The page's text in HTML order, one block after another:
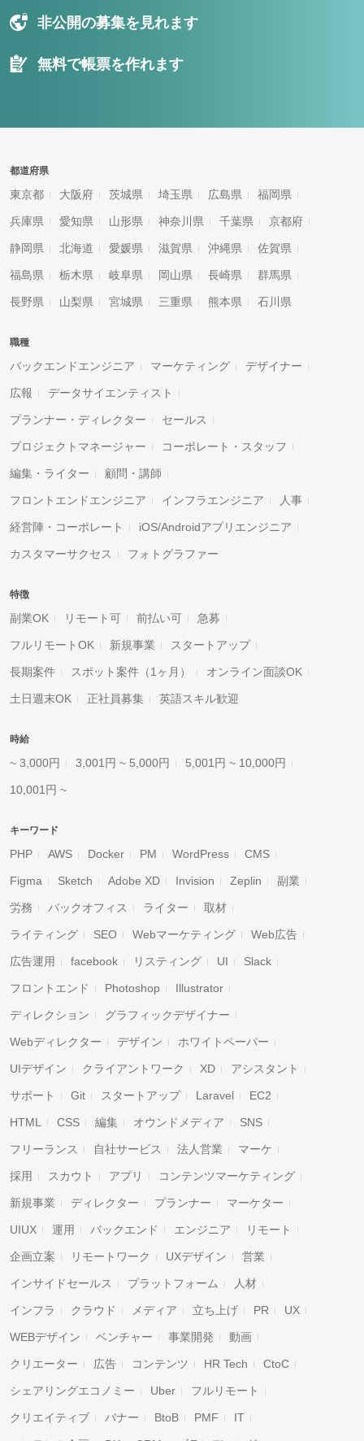
非公開の募集を見れます
無料で帳票を作れます
都道府県
東京都 大阪府 茨城県 埼玉県 広島県 福岡県
兵庫県 愛知県 山形県 神奈川県 千葉県 京都府
静岡県 北海道 愛媛県 滋賀県 沖縄県 佐賀県
福島県 栃木県 岐阜県 岡山県 長崎県 群馬県
長野県 山梨県 宮城県 三重県 熊本県 石川県
職種
バックエンドエンジニア マーケティング デザイナー
広報 データサイエンティスト
プランナー・ディレクター セールス
プロジェクトマネージャー コーポレート・スタッフ
編集・ライター 顧問・講師
フロントエンドエンジニア インフラエンジニア 人事
経営陣・コーポレート iOS/Androidアプリエンジニア
カスタマーサクセス フォトグラファー
特徴
副業OK リモート可 前払い可 急募
フルリモートOK 新規事業 スタートアップ
長期案件 スポット案件（1ヶ月） オンライン面談OK
土日週末OK 正社員募集 英語スキル歓迎
時給
~ 3,000円 3,001円 ~ 5,000円 5,001円 ~ 10,000円
10,001円 ~
キーワード
PHP AWS Docker PM WordPress CMS
Figma Sketch Adobe XD Invision Zeplin 副業
労務 バックオフィス ライター 取材
ライティング SEO Webマーケティング Web広告
広告運用 facebook リスティング UI Slack
フロントエンド Photoshop Illustrator
ディレクション グラフィックデザイナー
Webディレクター デザイン ホワイトペーパー
UIデザイン クライアントワーク XD アシスタント
サポート Git スタートアップ Laravel EC2
HTML CSS 編集 オウンドメディア SNS
フリーランス 自社サービス 法人営業 マーケ
採用 スカウト アプリ コンテンツマーケティング
新規事業 ディレクター プランナー マーケター
UIUX 運用 バックエンド エンジニア リモート
企画立案 リモートワーク UXデザイン 営業
インサイドセールス プラットフォーム 人材
インフラ クラウド メディア 立ち上げ PR UX
WEBデザイン ベンチャー 事業開発 動画
クリエーター 広告 コンテンツ HR Tech CtoC
シェアリングエコノミー Uber フルリモート
クリエイティブ バナー BtoB PMF IT